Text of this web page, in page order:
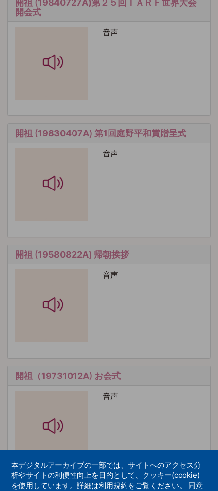
開祖 (19840727A)第２５回ＩＡＲＦ世界大会
開会式
音声
開祖 (19830407A) 第1回庭野平和賞贈呈式
音声
開祖 (19580822A) 帰朝挨拶
音声
開祖（19731012A) お会式
音声
本デジタルアーカイブの一部では、サイトへのアクセス分
析やサイトの利便性向上を目的として、クッキー(cookie)
を使用しています。詳細は利用規約をご覧ください。 同意